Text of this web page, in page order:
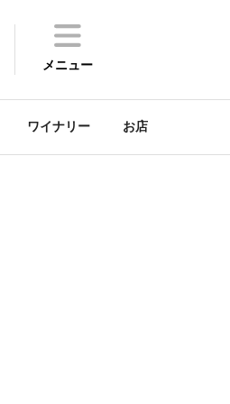
メニュー
ワイナリー お店